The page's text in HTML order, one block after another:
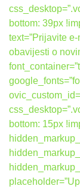
bottom: 39px
text=”Prijavite
obavijesti o
bottom: 15px